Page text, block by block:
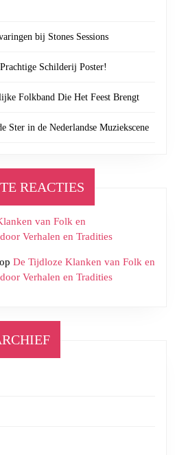
bij Stones Sessions
Schilderij Poster!
Folkband Die Het Feest Brengt
Ster in de Nederlandse Muziekscene
REACTIES
van Folk en
Verhalen en Tradities
op De Tijdloze Klanken van Folk en
Verhalen en Tradities